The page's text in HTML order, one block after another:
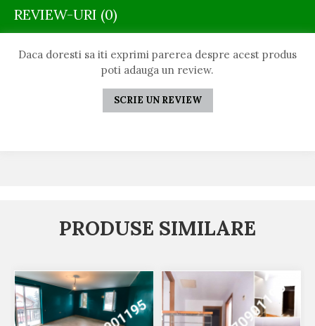
REVIEW-URI (0)
Daca doresti sa iti exprimi parerea despre acest produs
poti adauga un review.
SCRIE UN REVIEW
PRODUSE SIMILARE